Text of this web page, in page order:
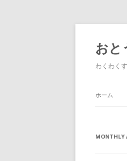
おと
わくわく
ホーム
MONTHLY